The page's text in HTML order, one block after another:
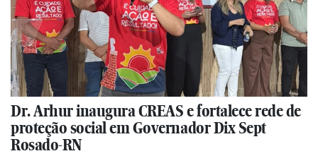
Dr. Arhur inaugura CREAS e fortalece rede de
proteção social em Governador Dix Sept
Rosado-RN